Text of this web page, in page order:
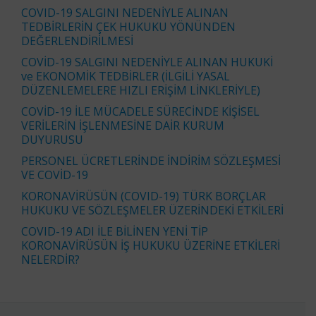
COVID-19 SALGINI NEDENİYLE ALINAN
TEDBİRLERİN ÇEK HUKUKU YÖNÜNDEN
DEĞERLENDİRİLMESİ
COVİD-19 SALGINI NEDENİYLE ALINAN HUKUKİ
ve EKONOMİK TEDBİRLER (İLGİLİ YASAL
DÜZENLEMELERE HIZLI ERİŞİM LİNKLERİYLE)
COVİD-19 İLE MÜCADELE SÜRECİNDE KİŞİSEL
VERİLERİN İŞLENMESİNE DAİR KURUM
DUYURUSU
PERSONEL ÜCRETLERİNDE İNDİRİM SÖZLEŞMESİ
VE COVİD-19
KORONAVİRÜSÜN (COVID-19) TÜRK BORÇLAR
HUKUKU VE SÖZLEŞMELER ÜZERİNDEKİ ETKİLERİ
COVID-19 ADI İLE BİLİNEN YENİ TİP
KORONAVİRÜSÜN İŞ HUKUKU ÜZERİNE ETKİLERİ
NELERDİR?